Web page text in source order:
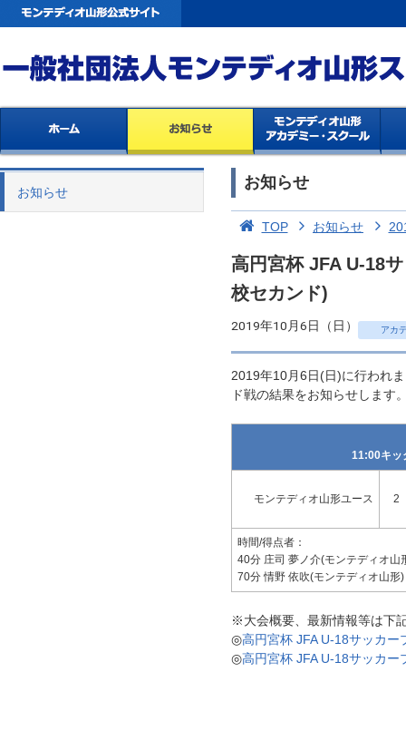
お知らせ
お知らせ
TOP お知らせ
高円宮杯 JFA U-18
校セカンド)
2019年10月6日（日） アカ
2019年10月6日(日)に行われ
ド戦の結果をお知らせします
11:00キッ
モンテディオ山形ユース 2
時間/得点者：
40分 庄司 夢ノ介(モンテディオ山
70分 情野 依吹(モンテディオ山形)
※大会概要、最新情報等は下
◎高円宮杯 JFA U-18サッカー
◎高円宮杯 JFA U-18サッカー